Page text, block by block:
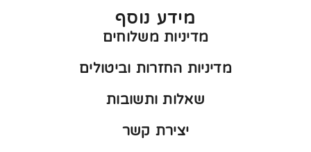
מידע נוסף
מדיניות משלוחים
מדיניות החזרות וביטולים
שאלות ותשובות
יצירת קשר